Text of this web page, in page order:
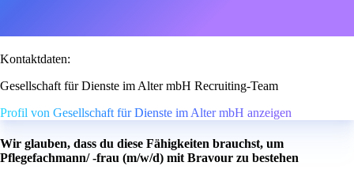
Kontaktdaten:
Gesellschaft für Dienste im Alter mbH Recruiting-Team
Profil von Gesellschaft für Dienste im Alter mbH anzeigen
Wir glauben, dass du diese Fähigkeiten brauchst, um
Pflegefachmann/ -frau (m/w/d) mit Bravour zu bestehen